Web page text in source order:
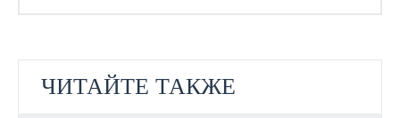
ЧИТАЙТЕ ТАКЖЕ